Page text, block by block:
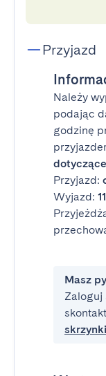
Przyjazd
Należy
podając
godzinę
Przyjazd:
Wyjazd:
Masz
Zaloguj